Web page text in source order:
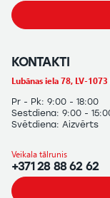
KONTAKTI
Lubānas iela 78, LV-1073
Pr - Pk: 9:00 - 18:00
Sestdiena: 9:00 -
Svētdiena: Aizvērts
Veikala tālrunis
+371 28 88 62 62